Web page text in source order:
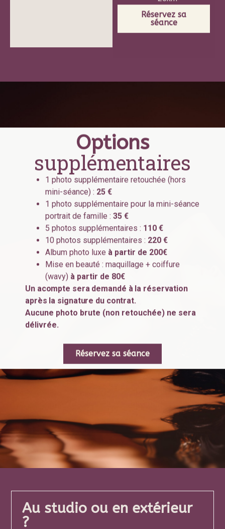
Réservez sa
séance
Options
supplémentaires
1 photo supplémentaire retouchée (hors
mini-séance) : 25 €
1 photo supplémentaire pour la mini-séance
portrait de famille : 35 €
5 photos supplémentaires : 110 €
10 photos supplémentaires : 220 €
Album photo luxe à partir de 200€
Mise en beauté : maquillage + coiffure
(wavy) à partir de 80€
Un acompte sera demandé à la réservation
après la signature du contrat.
Aucune photo brute (non retouchée) ne sera
délivrée.
Réservez sa séance
Au studio ou en extérieur
? ​